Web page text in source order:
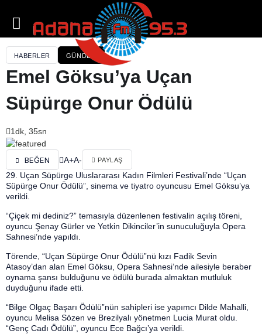
HABERLER GÜNDEM
Emel Göksu’ya Uçan
Süpürge Onur Ödülü
1dk, 35sn
BEĞEN A+A- PAYLAŞ
29. Uçan Süpürge Uluslararası Kadın Filmleri Festivali’nde “Uçan
Süpürge Onur Ödülü”, sinema ve tiyatro oyuncusu Emel Göksu’ya
verildi.
“Çiçek mi dediniz?” temasıyla düzenlenen festivalin açılış töreni,
oyuncu Şenay Gürler ve Yetkin Dikinciler’in sunuculuğuyla Opera
Sahnesi’nde yapıldı.
Törende, “Uçan Süpürge Onur Ödülü”nü kızı Fadik Sevin
Atasoy’dan alan Emel Göksu, Opera Sahnesi’nde ailesiyle beraber
oynama şansı bulduğunu ve ödülü burada almaktan mutluluk
duyduğunu ifade etti.
“Bilge Olgaç Başarı Ödülü”nün sahipleri ise yapımcı Dilde Mahalli,
oyuncu Melisa Sözen ve Brezilyalı yönetmen Lucia Murat oldu.
“Genç Cadı Ödülü”, oyuncu Ece Bağcı’ya verildi.